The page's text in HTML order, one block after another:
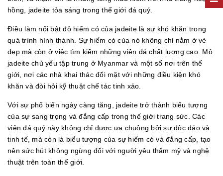
hồng, jadeite tỏa sáng trong thế giới đá quý.
Điều làm nổi bật độ hiếm có của jadeite là sự khó khăn trong
quá trình hình thành. Sự hiếm có của nó không chỉ nằm ở vẻ
đẹp mà còn ở việc tìm kiếm những viên đá chất lượng cao. Mỏ
jadeite chủ yếu tập trung ở Myanmar và một số nơi trên thế
giới, nơi các nhà khai thác đối mặt với những điều kiện khó
khăn và đòi hỏi kỹ thuật chế tác tinh xảo.
Với sự phổ biến ngày càng tăng, jadeite trở thành biểu tượng
của sự sang trọng và đẳng cấp trong thế giới trang sức. Các
viên đá quý này không chỉ được ưa chuộng bởi sự độc đáo và
tinh tế, mà còn là biểu tượng của sự hiếm có và đẳng cấp, tạo
nên sức hút không ngừng đối với người yêu thẩm mỹ và nghệ
thuật trên toàn thế giới.